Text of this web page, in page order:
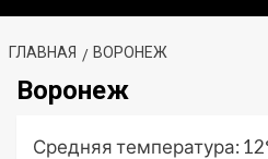
ГЛАВНАЯ ВОРОНЕЖ
Воронеж
Средняя температура: